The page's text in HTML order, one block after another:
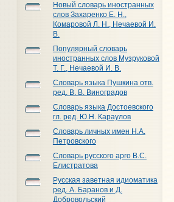
Новый словарь иностранных
слов Захаренко Е. Н.,
Комаровой Л. Н., Нечаевой И.
В.
Популярный словарь
иностранных слов Музруковой
Т. Г., Нечаевой И. В.
Словарь языка Пушкина отв.
ред. В. В. Виноградов
Словарь языка Достоевского
гл. ред. Ю.Н. Караулов
Словарь личных имен Н.А.
Петровского
Словарь русского арго В.С.
Елистратова
Русская заветная идиоматика
ред. А. Баранов и Д.
Добровольский